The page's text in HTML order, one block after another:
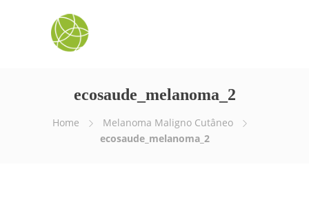
ecosaude_melanoma_2
Home
Melanoma Maligno Cutâneo
ecosaude_melanoma_2